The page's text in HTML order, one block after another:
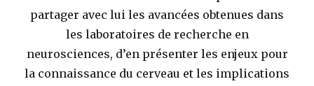
partager avec lui les avancées obtenues dans
les laboratoires de recherche en
neurosciences, d’en présenter les enjeux pour
la connaissance du cerveau et les implications